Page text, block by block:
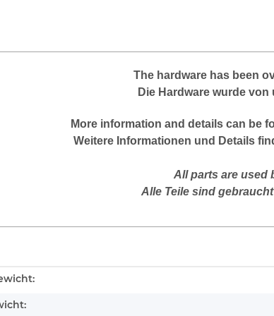
The hardware has been
Die Hardware wurde
More information and details can be
Weitere Informationen und Details
All parts are used
Alle Teile sind